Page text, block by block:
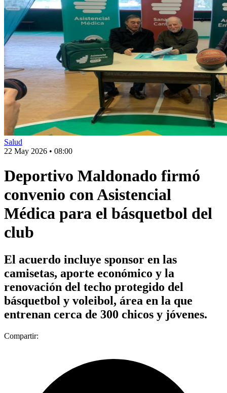
Salud
22 May 2026 • 08:00
Deportivo Maldonado firmó
convenio con Asistencial
Médica para el básquetbol del
club
El acuerdo incluye sponsor en las
camisetas, aporte económico y la
renovación del techo protegido del
básquetbol y voleibol, área en la que
entrenan cerca de 300 chicos y jóvenes.
Compartir: